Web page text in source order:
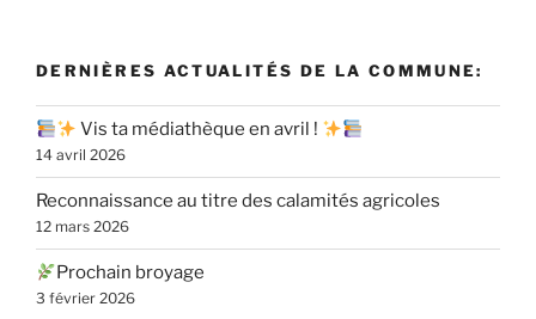
DERNIÈRES ACTUALITÉS DE LA COMMUNE:
Vis ta médiathèque en avril !
14 avril 2026
Reconnaissance au titre des calamités agricoles
12 mars 2026
Prochain broyage
3 février 2026